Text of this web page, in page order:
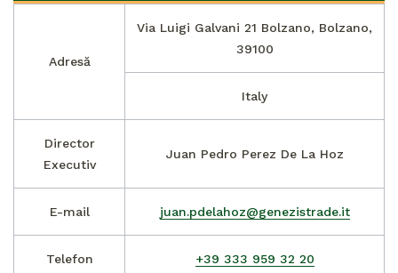
Adresă
Via Luigi Galvani 21 Bolzano, Bolzano,
39100
Italy
Director
Executiv
Juan Pedro Perez De La Hoz
E-mail juan.pdelahoz@genezistrade.it
Telefon +39 333 959 32 20